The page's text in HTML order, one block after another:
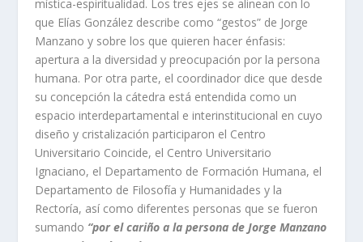
mística-espiritualidad. Los tres ejes se alinean con lo
que Elías González describe como “gestos” de Jorge
Manzano y sobre los que quieren hacer énfasis:
apertura a la diversidad y preocupación por la persona
humana. Por otra parte, el coordinador dice que desde
su concepción la cátedra está entendida como un
espacio interdepartamental e interinstitucional en cuyo
diseño y cristalización participaron el Centro
Universitario Coincide, el Centro Universitario
Ignaciano, el Departamento de Formación Humana, el
Departamento de Filosofía y Humanidades y la
Rectoría, así como diferentes personas que se fueron
sumando “por el cariño a la persona de Jorge Manzano